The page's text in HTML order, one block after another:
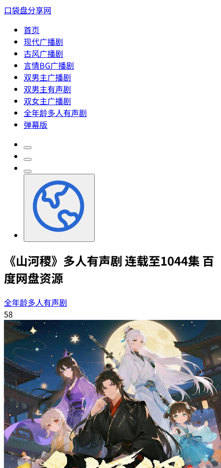
口袋盘分享网
首页
现代广播剧
古风广播剧
言情BG广播剧
双男主广播剧
双男主有声剧
双女主广播剧
全年龄多人有声剧
弹幕版
《山河稷》多人有声剧 连载至1044集 百
度网盘资源
全年龄多人有声剧
58